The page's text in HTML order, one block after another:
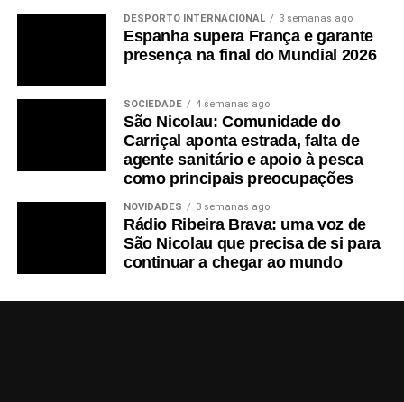
DESPORTO INTERNACIONAL 3 semanas ago
Espanha supera França e garante
presença na final do Mundial 2026
SOCIEDADE 4 semanas ago
São Nicolau: Comunidade do
Carriçal aponta estrada, falta de
agente sanitário e apoio à pesca
como principais preocupações
NOVIDADES 3 semanas ago
Rádio Ribeira Brava: uma voz de
São Nicolau que precisa de si para
continuar a chegar ao mundo